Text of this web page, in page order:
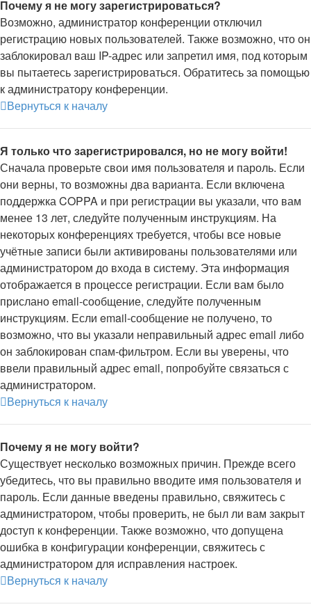
Почему я не могу зарегистрироваться?
Возможно, администратор конференции отключил
регистрацию новых пользователей. Также возможно, что он
заблокировал ваш IP-адрес или запретил имя, под которым
вы пытаетесь зарегистрироваться. Обратитесь за помощью
к администратору конференции.
Вернуться к началу
Я только что зарегистрировался, но не могу войти!
Сначала проверьте свои имя пользователя и пароль. Если
они верны, то возможны два варианта. Если включена
поддержка COPPA и при регистрации вы указали, что вам
менее 13 лет, следуйте полученным инструкциям. На
некоторых конференциях требуется, чтобы все новые
учётные записи были активированы пользователями или
администратором до входа в систему. Эта информация
отображается в процессе регистрации. Если вам было
прислано email-сообщение, следуйте полученным
инструкциям. Если email-сообщение не получено, то
возможно, что вы указали неправильный адрес email либо
он заблокирован спам-фильтром. Если вы уверены, что
ввели правильный адрес email, попробуйте связаться с
администратором.
Вернуться к началу
Почему я не могу войти?
Существует несколько возможных причин. Прежде всего
убедитесь, что вы правильно вводите имя пользователя и
пароль. Если данные введены правильно, свяжитесь с
администратором, чтобы проверить, не был ли вам закрыт
доступ к конференции. Также возможно, что допущена
ошибка в конфигурации конференции, свяжитесь с
администратором для исправления настроек.
Вернуться к началу